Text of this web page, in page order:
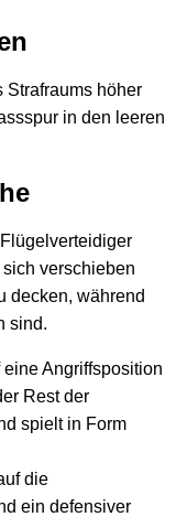
Strafraums höher
in den leeren
verschieben
decken, während
sind.
Angriffsposition
Rest der
spielt in Form
die
ein defensiver